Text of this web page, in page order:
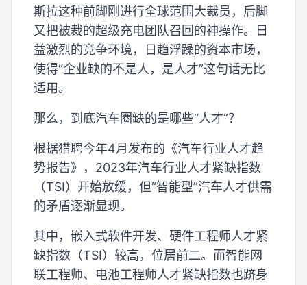
斯拉这种前脚刚进行全球范围大裁员，后脚
又把被裁的超级充电团队召回的神操作。日
益激烈的竞争环境，日趋浮躁的资本市场，
使得“企业缺的不是人，是人才”这句话无比
适用。
那么，到底汽车圈缺的是哪些“人才”？
根据猎聘今年4月发布的《汽车行业人才趋
势报告》，2023年汽车行业人才紧缺指数
（TSI）开始放缓，但“智能型”汽车人才供需
的矛盾逐渐显现。
其中，嵌入式软件开发、硬件工程师人才紧
缺指数（TSI）较高，位居前二。而智能网
联工程师、电池工程师人才紧缺指数也跻身